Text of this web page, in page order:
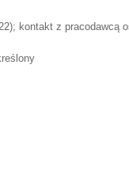
kontakt z pracodawcą